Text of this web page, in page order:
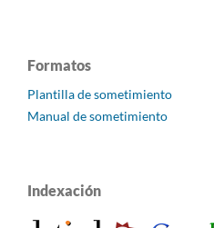
Formatos
Plantilla de sometimiento
Manual de sometimiento
Indexación